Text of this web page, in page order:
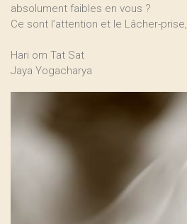
absolument faibles en vous ?
Ce sont l’attention et le Lâcher-prise,
Hari om Tat Sat
Jaya Yogacharya